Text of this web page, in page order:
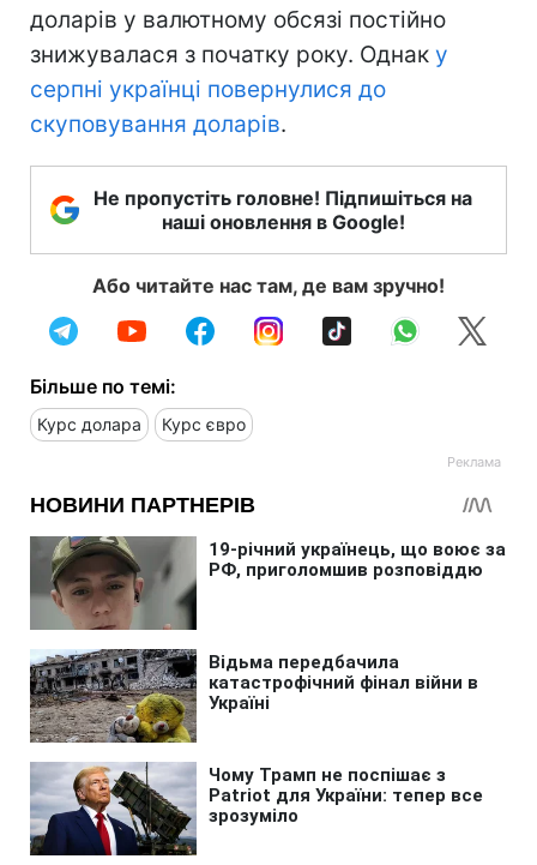
доларів у валютному обсязі постійно
знижувалася з початку року. Однак у
серпні українці повернулися до
скуповування доларів.
Не пропустіть головне! Підпишіться на
наші оновлення в Google!
Або читайте нас там, де вам зручно!
Більше по темі:
Курс долара Курс євро